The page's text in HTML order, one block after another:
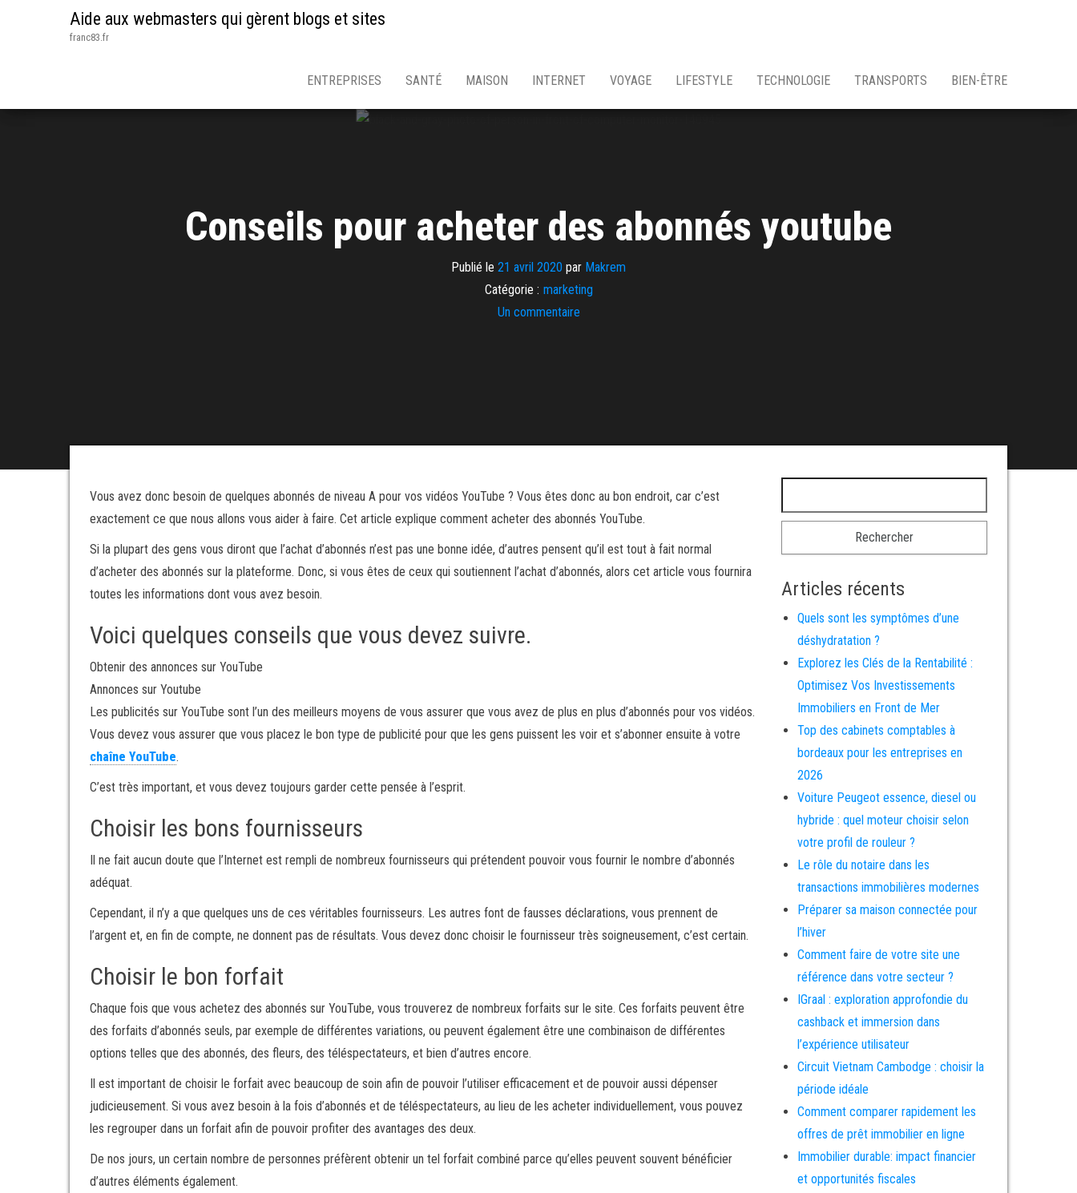
Aide aux webmasters qui gèrent blogs et sites
franc83.fr
ENTREPRISES SANTÉ MAISON INTERNET VOYAGE LIFESTYLE TECHNOLOGIE TRANSPORTS BIEN-ÊTRE
Conseils pour acheter des abonnés youtube
Publié le 21 avril 2020 par Makrem
Catégorie : marketing
Un commentaire
Vous avez donc besoin de quelques abonnés de niveau A pour vos vidéos YouTube ? Vous êtes donc au bon endroit, car c’est
exactement ce que nous allons vous aider à faire. Cet article explique comment acheter des abonnés YouTube.
Si la plupart des gens vous diront que l’achat d’abonnés n’est pas une bonne idée, d’autres pensent qu’il est tout à fait normal
d’acheter des abonnés sur la plateforme. Donc, si vous êtes de ceux qui soutiennent l’achat d’abonnés, alors cet article vous fournira
toutes les informations dont vous avez besoin.
Voici quelques conseils que vous devez suivre.
Obtenir des annonces sur YouTube
Annonces sur Youtube
Les publicités sur YouTube sont l’un des meilleurs moyens de vous assurer que vous avez de plus en plus d’abonnés pour vos vidéos.
Vous devez vous assurer que vous placez le bon type de publicité pour que les gens puissent les voir et s’abonner ensuite à votre
chaîne YouTube.
C’est très important, et vous devez toujours garder cette pensée à l’esprit.
Choisir les bons fournisseurs
Il ne fait aucun doute que l’Internet est rempli de nombreux fournisseurs qui prétendent pouvoir vous fournir le nombre d’abonnés
adéquat.
Cependant, il n’y a que quelques uns de ces véritables fournisseurs. Les autres font de fausses déclarations, vous prennent de
l’argent et, en fin de compte, ne donnent pas de résultats. Vous devez donc choisir le fournisseur très soigneusement, c’est certain.
Choisir le bon forfait
Chaque fois que vous achetez des abonnés sur YouTube, vous trouverez de nombreux forfaits sur le site. Ces forfaits peuvent être
des forfaits d’abonnés seuls, par exemple de différentes variations, ou peuvent également être une combinaison de différentes
options telles que des abonnés, des fleurs, des téléspectateurs, et bien d’autres encore.
Il est important de choisir le forfait avec beaucoup de soin afin de pouvoir l’utiliser efficacement et de pouvoir aussi dépenser
judicieusement. Si vous avez besoin à la fois d’abonnés et de téléspectateurs, au lieu de les acheter individuellement, vous pouvez
les regrouper dans un forfait afin de pouvoir profiter des avantages des deux.
De nos jours, un certain nombre de personnes préfèrent obtenir un tel forfait combiné parce qu’elles peuvent souvent bénéficier
d’autres éléments également.
Articles récents
Quels sont les symptômes d’une
déshydratation ?
Explorez les Clés de la Rentabilité :
Optimisez Vos Investissements
Immobiliers en Front de Mer
Top des cabinets comptables à
bordeaux pour les entreprises en
2026
Voiture Peugeot essence, diesel ou
hybride : quel moteur choisir selon
votre profil de rouleur ?
Le rôle du notaire dans les
transactions immobilières modernes
Préparer sa maison connectée pour
l’hiver
Comment faire de votre site une
référence dans votre secteur ?
IGraal : exploration approfondie du
cashback et immersion dans
l’expérience utilisateur
Circuit Vietnam Cambodge : choisir la
période idéale
Comment comparer rapidement les
offres de prêt immobilier en ligne
Immobilier durable: impact financier
et opportunités fiscales